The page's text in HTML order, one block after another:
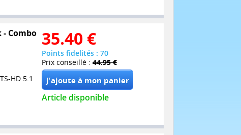
- Combo
HD 5.1
35.40 €
Points fidelités : 70
Prix conseillé : 44.95 €
Article disponible